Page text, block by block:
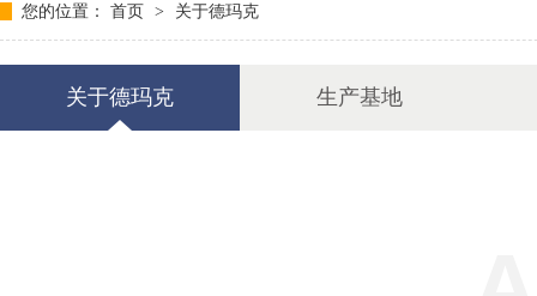
您的位置： 首页 > 关于德玛克
关于德玛克 生产基地